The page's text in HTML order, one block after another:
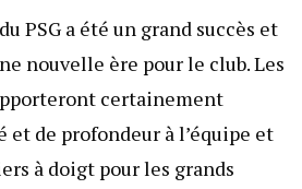
PSG a été un grand succès et
nouvelle ère pour le club. Les
certainement
et de profondeur à l’équipe et
à doigt pour les grands